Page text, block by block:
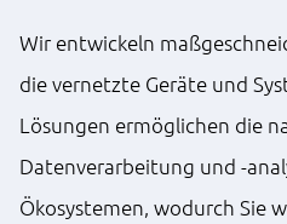
Wir entwickeln
die vernetzte Geräte und
Lösungen ermöglichen die
Datenverarbeitung und -
Ökosystemen, wodurch Sie